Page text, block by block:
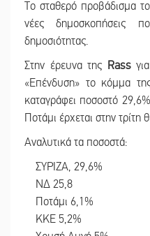
Το σταθερό προβάδισμα
νέες
δημοσιότητας.
Στην έρευνα της Rass
«Επένδυση» το κόμμα της
καταγράφει ποσοστό
Ποτάμι έρχεται στην τρίτη
Αναλυτικά τα ποσοστά:
ΣΥΡΙΖΑ, 29,6%
ΝΔ 25,8
Ποτάμι 6,1%
ΚΚΕ 5,2%